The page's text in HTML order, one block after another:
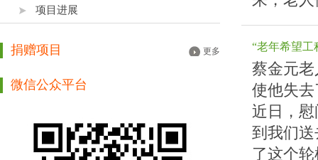
项目进展
更多
捐赠项目
微信公众平台
“老年希望工
蔡金元
使他失
近日，
到我们
了这个